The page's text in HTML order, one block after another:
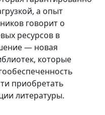
а опыт
говорит о
ресурсов в
— новая
которые
приобретать
литературы.